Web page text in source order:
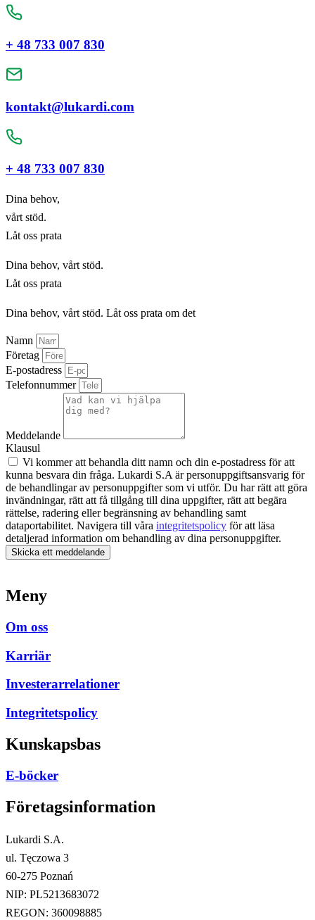
+ 48 733 007 830
kontakt@lukardi.com
+ 48 733 007 830
Dina behov,
vårt stöd.
Låt oss prata
Dina behov, vårt stöd.
Låt oss prata
Dina behov, vårt stöd. Låt oss prata om det
Namn
Företag
E-postadress
Telefonnummer
Meddelande
Klausul
Vi kommer att behandla ditt namn och din e-postadress för att
kunna besvara din fråga. Lukardi S.A är personuppgiftsansvarig för
de behandlingar av personuppgifter som vi utför. Du har rätt att göra
invändningar, rätt att få tillgång till dina uppgifter, rätt att begära
rättelse, radering eller begränsning av behandling samt
dataportabilitet. Navigera till våra integritetspolicy för att läsa
detaljerad information om behandling av dina personuppgifter.
Skicka ett meddelande
Meny
Om oss
Karriär
Investerarrelationer
Integritetspolicy
Kunskapsbas
E-böcker
Företagsinformation
Lukardi S.A.
ul. Tęczowa 3
60-275 Poznań
NIP: PL5213683072
REGON: 360098885